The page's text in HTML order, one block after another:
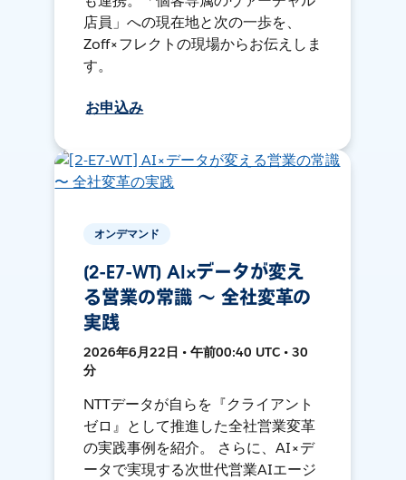
店員」への現在地と次の一歩を、
Zoff×フレクトの現場からお伝えしま
す。
お申込み
オンデマンド
[2-E7-WT] AI×データが変え
る営業の常識 〜 全社変革の
実践
2026年6月22日 • 午前00:40 UTC • 30
分
NTTデータが自らを『クライアント
ゼロ』として推進した全社営業変革
の実践事例を紹介。 さらに、AI×デ
ータで実現する次世代営業AIエージ